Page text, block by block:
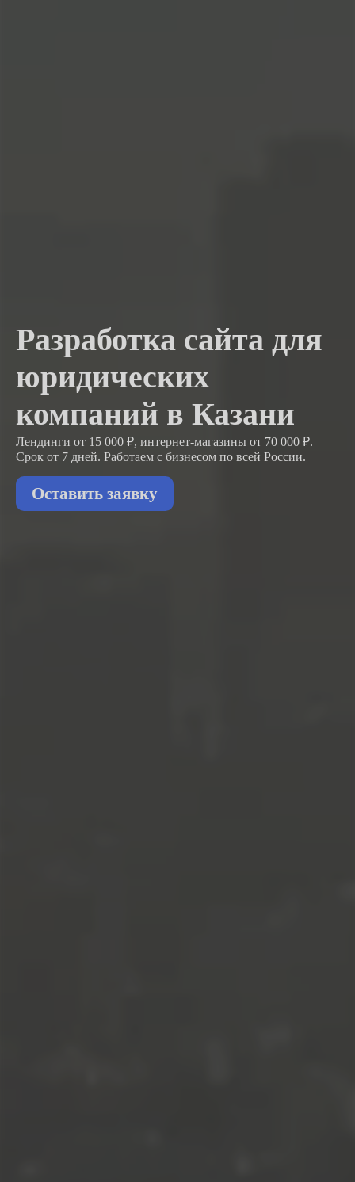
Разработка сайта для
юридических
компаний в Казани
Лендинги от 15 000 ₽, интернет-магазины от 70 000 ₽.
Срок от 7 дней. Работаем с бизнесом по всей России.
Оставить заявку